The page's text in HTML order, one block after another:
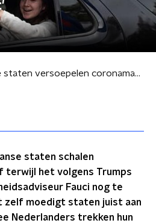
Amerikaanse staten versoepelen coronamaatregelen sneller dan geadviseerd: 'Zonder baan raken ze alles kwijt'
staten schalen
terwijl het volgens Trumps
Fauci nog te
zelf moedigt staten juist aan
Nederlanders trekken hun